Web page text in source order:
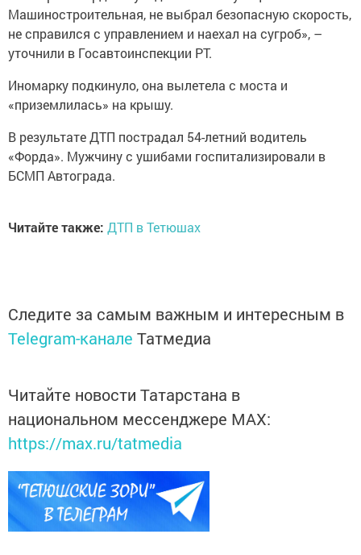
Машиностроительная, не выбрал безопасную скорость,
не справился с управлением и наехал на сугроб», –
уточнили в Госавтоинспекции РТ.
Иномарку подкинуло, она вылетела с моста и
«приземлилась» на крышу.
В результате ДТП пострадал 54-летний водитель
«Форда». Мужчину с ушибами госпитализировали в
БСМП Автограда.
Читайте также: ДТП в Тетюшах
Следите за самым важным и интересным в
Telegram-канале Татмедиа
Читайте новости Татарстана в
национальном мессенджере MАХ:
https://max.ru/tatmedia